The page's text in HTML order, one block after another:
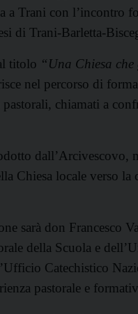
a Trani con l’incontro
di Trani-Barletta-
titolo “Una Chiesa
nel percorso di
chiamati a
dall’Arcivescovo,
Chiesa locale verso
sarà don Francesco
della Scuola e
Catechistico
pastorale e